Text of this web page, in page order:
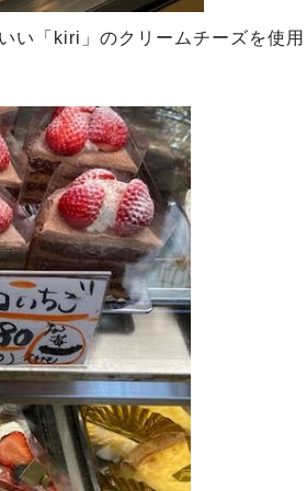
い「kiri」のクリームチーズを使